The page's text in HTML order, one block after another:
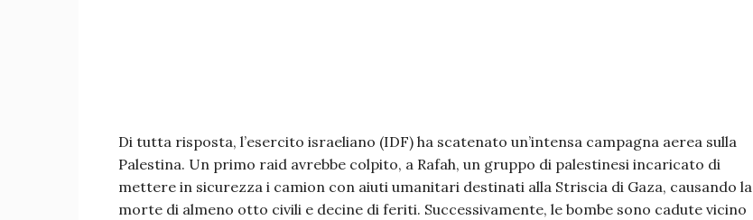
Di tutta risposta, l’esercito israeliano (IDF) ha scatenato un’intensa campagna aerea sulla
Palestina. Un primo raid avrebbe colpito, a Rafah, un gruppo di palestinesi incaricato di
mettere in sicurezza i camion con aiuti umanitari destinati alla Striscia di Gaza, causando la
morte di almeno otto civili e decine di feriti. Successivamente, le bombe sono cadute vicino